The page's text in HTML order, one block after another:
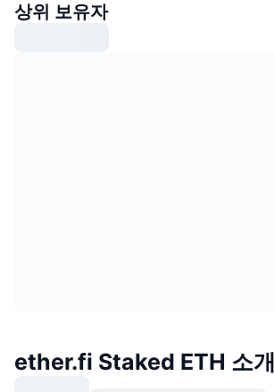
상위 보유자
ether.fi Staked ETH 소개